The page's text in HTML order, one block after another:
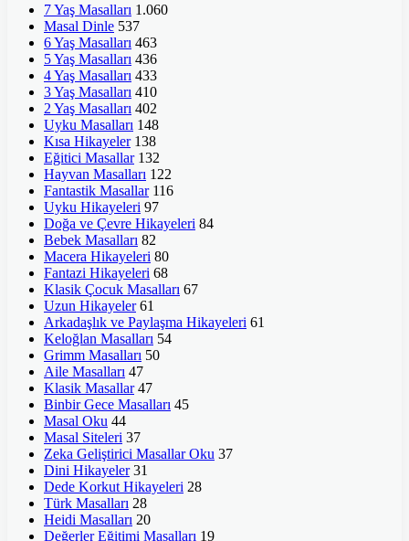
7 Yaş Masalları 1.060
Masal Dinle 537
6 Yaş Masalları 463
5 Yaş Masalları 436
4 Yaş Masalları 433
3 Yaş Masalları 410
2 Yaş Masalları 402
Uyku Masalları 148
Kısa Hikayeler 138
Eğitici Masallar 132
Hayvan Masalları 122
Fantastik Masallar 116
Uyku Hikayeleri 97
Doğa ve Çevre Hikayeleri 84
Bebek Masalları 82
Macera Hikayeleri 80
Fantazi Hikayeleri 68
Klasik Çocuk Masalları 67
Uzun Hikayeler 61
Arkadaşlık ve Paylaşma Hikayeleri 61
Keloğlan Masalları 54
Grimm Masalları 50
Aile Masalları 47
Klasik Masallar 47
Binbir Gece Masalları 45
Masal Oku 44
Masal Siteleri 37
Zeka Geliştirici Masallar Oku 37
Dini Hikayeler 31
Dede Korkut Hikayeleri 28
Türk Masalları 28
Heidi Masalları 20
Değerler Eğitimi Masalları 19